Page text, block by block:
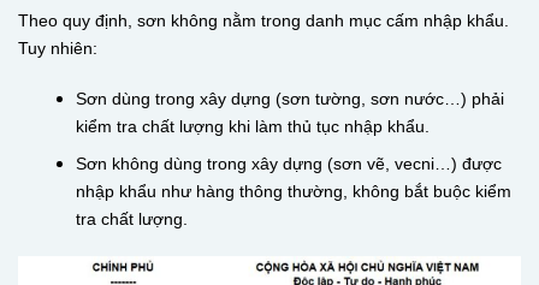
Theo quy định, sơn không nằm trong danh mục cấm nhập khẩu.
Tuy nhiên:
Sơn dùng trong xây dựng (sơn tường, sơn nước…) phải
kiểm tra chất lượng khi làm thủ tục nhập khẩu.
Sơn không dùng trong xây dựng (sơn vẽ, vecni…) được
nhập khẩu như hàng thông thường, không bắt buộc kiểm
tra chất lượng.